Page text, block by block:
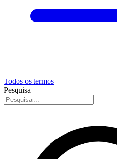
Todos os termos
Pesquisa